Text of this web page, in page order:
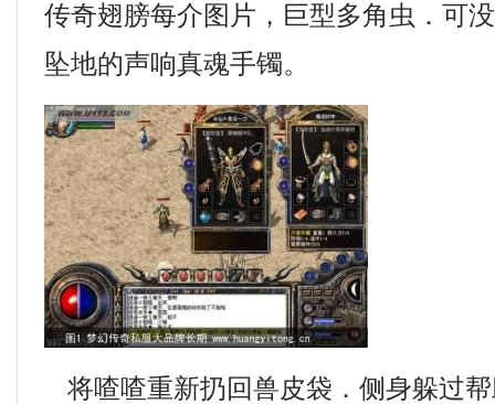
传奇翅膀每介图片，巨型多角虫．可
坠地的声响真魂手镯。
将喳喳重新扔回兽皮袋．侧身躲过